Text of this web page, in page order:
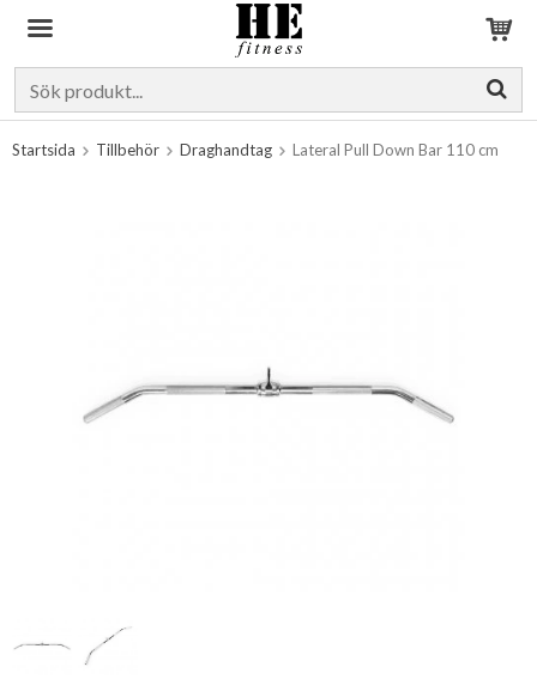
Startsida Tillbehör Draghandtag Lateral Pull Down Bar 110 cm